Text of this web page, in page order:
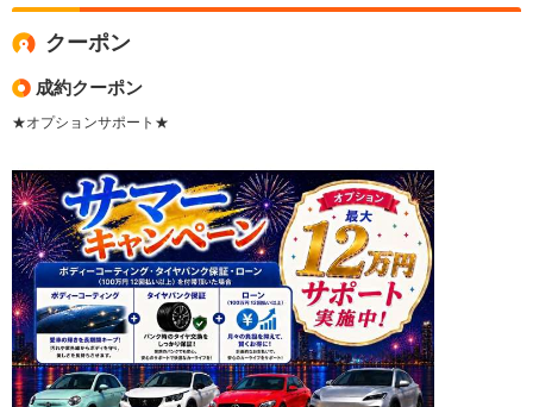
クーポン
成約クーポン
★オプションサポート★